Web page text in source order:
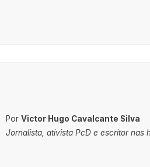
PorVictor Hugo Cavalcante Silva
Jornalista, ativista PcD e escritor nas